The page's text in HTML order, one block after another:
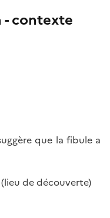
contexte
que la fibule a
de découverte)